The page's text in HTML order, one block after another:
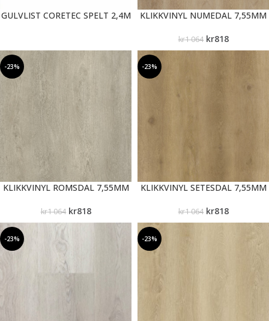
GULVLIST CORETEC SPELT 2,4M KLIKKVINYL NUMEDAL 7,55MM
kr1 064 kr818
-23%
KLIKKVINYL ROMSDAL 7,55MM
kr1 064 kr818
-23%
KLIKKVINYL SETESDAL 7,55MM
kr1 064 kr818
-23% -23%